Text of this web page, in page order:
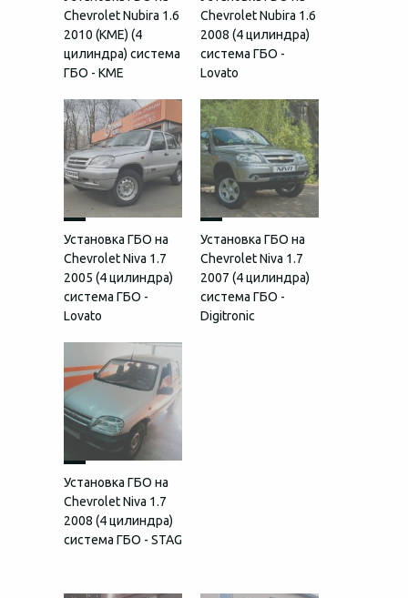
Chevrolet Nubira 1.6
2010 (КМЕ) (4
цилиндра) система
ГБО - KME
Chevrolet Nubira 1.6
2008 (4 цилиндра)
система ГБО -
Lovato
Установка ГБО на
Chevrolet Niva 1.7
2005 (4 цилиндра)
система ГБО -
Lovato
Установка ГБО на
Chevrolet Niva 1.7
2007 (4 цилиндра)
система ГБО -
Digitronic
Установка ГБО на
Chevrolet Niva 1.7
2008 (4 цилиндра)
система ГБО - STAG